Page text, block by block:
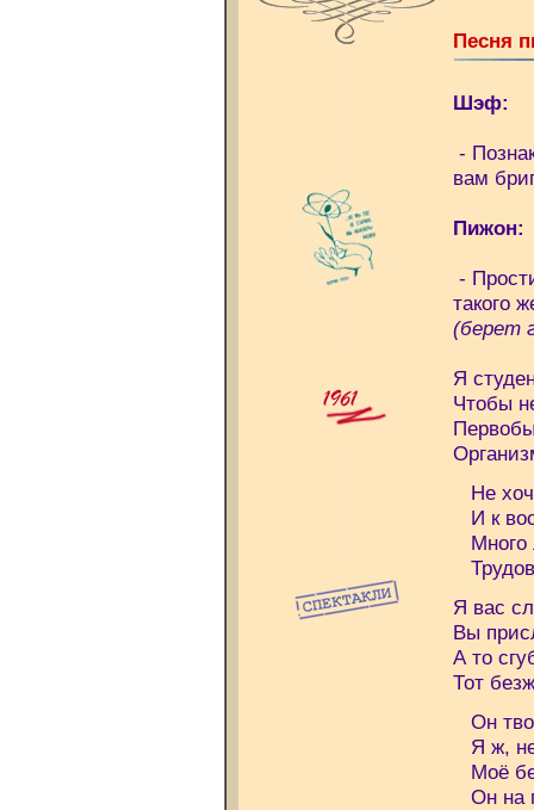
Песня
Шэф:
-
вам
Пижон:
-
такого
(берет
Я
Чтобы
Не
И к
Много
Я вас
Вы
А то
Тот
Он
Я ж,
Моё
Он на